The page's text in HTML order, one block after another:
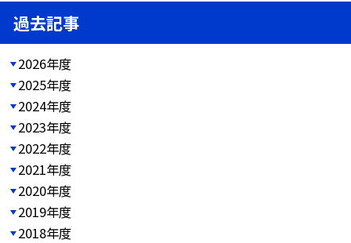
過去記事
2026年度
2025年度
2024年度
2023年度
2022年度
2021年度
2020年度
2019年度
2018年度